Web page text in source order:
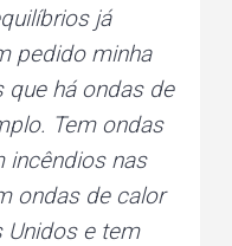
já
pedido minha
há ondas de
Tem ondas
incêndios nas
ondas de calor
Unidos e tem